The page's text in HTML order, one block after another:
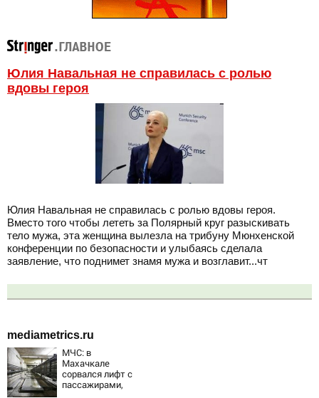
Юлия Навальная не справилась с ролью
вдовы героя
Юлия Навальная не справилась с ролью вдовы героя.
Вместо того чтобы лететь за Полярный круг разыскивать
тело мужа, эта женщина вылезла на трибуну Мюнхенской
конференции по безопасности и улыбаясь сделала
заявление, что поднимет знамя мужа и возглавит...чт
mediametrics.ru
МЧС: в
Махачкале
сорвался лифт с
пассажирами,